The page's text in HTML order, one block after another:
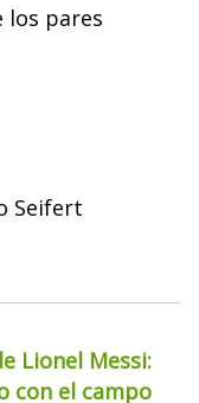
los pares
Seifert
Lionel Messi:
con el campo